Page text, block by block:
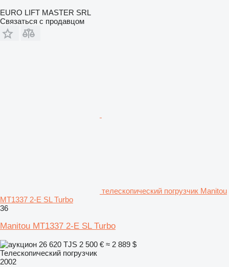
EURO LIFT MASTER SRL
Связаться с продавцом
телескопический погрузчик Manitou
MT1337 2-E SL Turbo
36
Manitou MT1337 2-E SL Turbo
26 620 TJS 2 500 € ≈ 2 889 $
Телескопический погрузчик
2002